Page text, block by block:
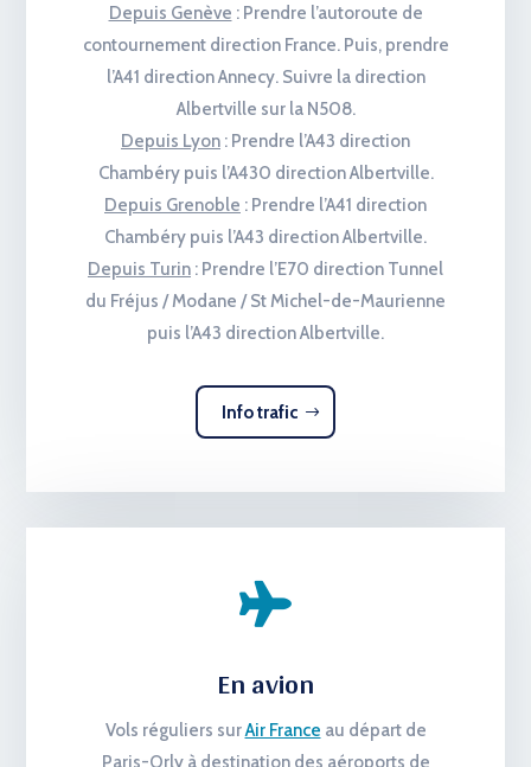
Depuis Genève : Prendre l’autoroute de
contournement direction France. Puis, prendre
l’A41 direction Annecy. Suivre la direction
Albertville sur la N508.
Depuis Lyon : Prendre l’A43 direction
Chambéry puis l’A430 direction Albertville.
Depuis Grenoble : Prendre l’A41 direction
Chambéry puis l’A43 direction Albertville.
Depuis Turin : Prendre l’E70 direction Tunnel
du Fréjus / Modane / St Michel-de-Maurienne
puis l’A43 direction Albertville.
Info trafic

En avion
Vols réguliers surAir France au départ de
Paris-Orly à destination des aéroports de